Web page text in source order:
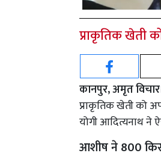
प्राकृतिक खेती
कानपुर, अमृत
प्राकृतिक खेती को
योगी आदित्यनाथ ने
आशीष ने 800